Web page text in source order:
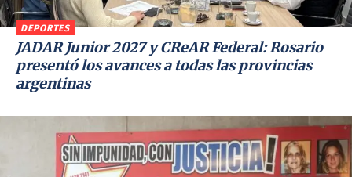
DEPORTES
JADAR Junior 2027 y CReAR Federal: Rosario
presentó los avances a todas las provincias
argentinas